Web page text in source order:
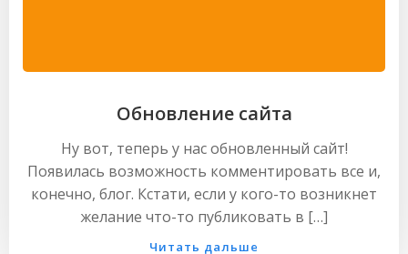
Обновление сайта
Ну вот, теперь у нас обновленный сайт!
Появилась возможность комментировать все и,
конечно, блог. Кстати, если у кого-то возникнет
желание что-то публиковать в […]
Читать дальше